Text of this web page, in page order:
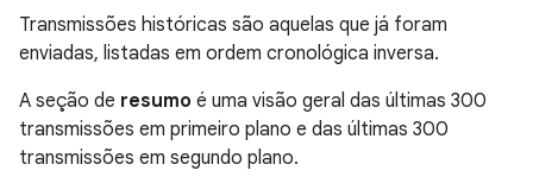
Transmissões históricas são aquelas que já foram
enviadas, listadas em ordem cronológica inversa.
A seção de resumo é uma visão geral das últimas 300
transmissões em primeiro plano e das últimas 300
transmissões em segundo plano.